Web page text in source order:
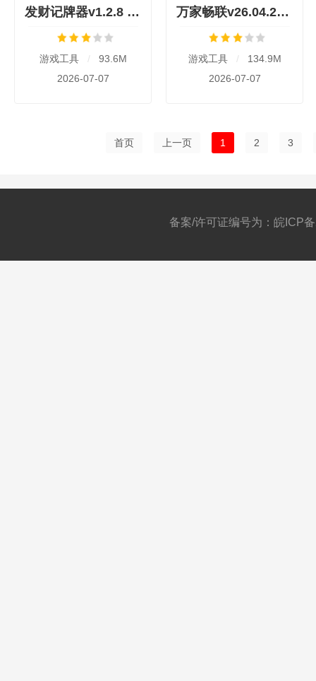
发财记牌器v1.2.8 手机版
游戏工具 /
93.6M
2026-07-07
万家畅联v26.04.25 安卓版
游戏工具 /
134.9M
2026-07-07
首页 上一页 1 2 3
备案/许可证编号为：皖ICP